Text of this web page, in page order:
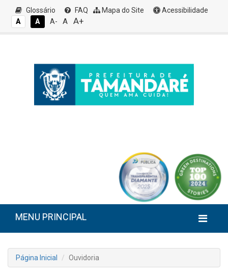
Glossário FAQ Mapa do Site
Acessibilidade
A
A A- A A+
MENU PRINCIPAL
Página Inicial Ouvidoria